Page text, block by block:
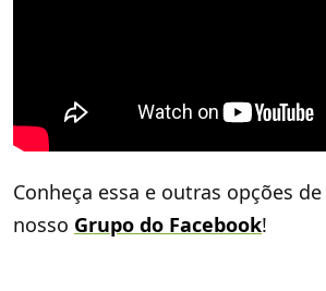
Conheça essa e outras opções
nosso Grupo do Facebook!